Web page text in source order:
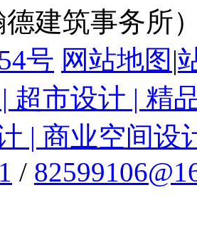
德建筑事务所
号 网站地图 |
超市设计 | 精
| 商业空间设
/